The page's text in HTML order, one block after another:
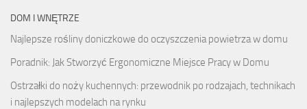
DOM I WNĘTRZE
Najlepsze rośliny doniczkowe do oczyszczenia powietrza w domu
Poradnik: Jak Stworzyć Ergonomiczne Miejsce Pracy w Domu
Ostrzałki do noży kuchennych: przewodnik po rodzajach, technikach
i najlepszych modelach na rynku